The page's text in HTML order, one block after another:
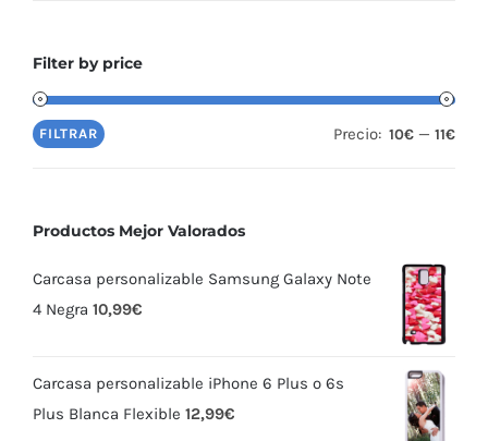
Filter by price
FILTRAR Precio: 10€ — 11€
Productos Mejor Valorados
Carcasa personalizable Samsung Galaxy Note
4 Negra 10,99€
Carcasa personalizable iPhone 6 Plus o 6s
Plus Blanca Flexible 12,99€